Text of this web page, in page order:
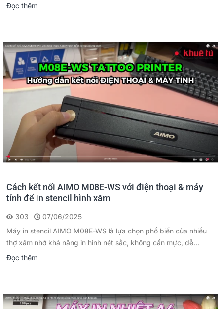
Đọc thêm
Cách kết nối AIMO M08E-WS với điện thoại & máy
tính để in stencil hình xăm
303
07/06/2025
Máy in stencil AIMO M08E-WS là lựa chọn phổ biến của nhiều
thợ xăm nhờ khả năng in hình nét sắc, không cần mực, dễ...
Đọc thêm